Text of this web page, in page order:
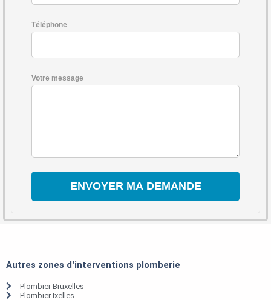
Téléphone
Votre message
Autres zones d'interventions plomberie
Plombier Bruxelles
Plombier Ixelles